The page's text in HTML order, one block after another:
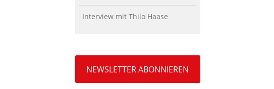
Interview mit Thilo Haase
NEWSLETTER ABONNIEREN